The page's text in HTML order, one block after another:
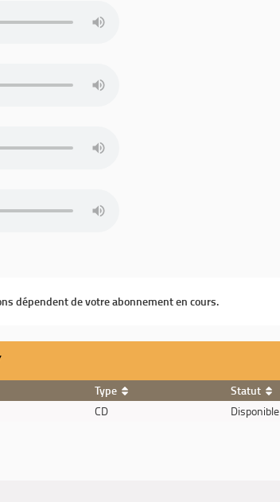
dépendent de votre abonnement en cours.
Type
Statut
CD Disponible